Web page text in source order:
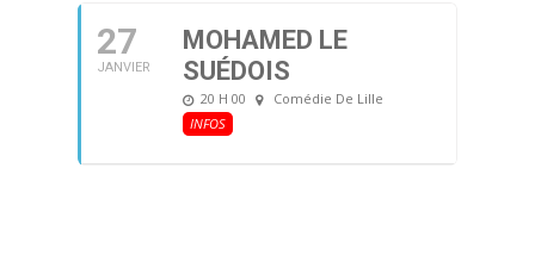
27
JANVIER
MOHAMED LE
SUÉDOIS
20 H 00
Comédie De Lille
INFOS